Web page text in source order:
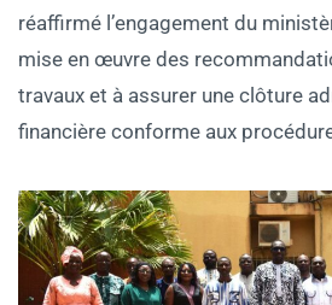
réaffirmé l’engagement du
mise en œuvre des
travaux et à assurer une clôture
financière conforme aux